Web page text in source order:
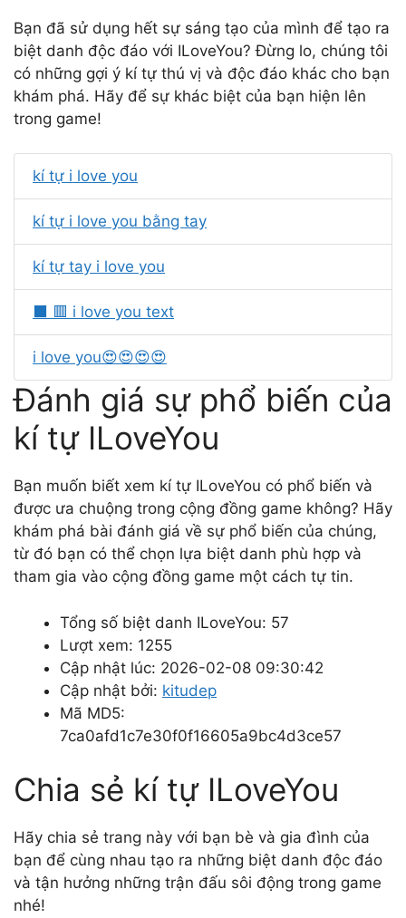
Bạn đã sử dụng hết sự sáng tạo của mình để tạo ra
biệt danh độc đáo với ILoveYou? Đừng lo, chúng tôi
có những gợi ý kí tự thú vị và độc đáo khác cho bạn
khám phá. Hãy để sự khác biệt của bạn hiện lên
trong game!
kí tự i love you
kí tự i love you bằng tay
kí tự tay i love you
⬛ 🟥 i love you text
i love you😍😍😍😍
Đánh giá sự phổ biến của
kí tự ILoveYou
Bạn muốn biết xem kí tự ILoveYou có phổ biến và
được ưa chuộng trong cộng đồng game không? Hãy
khám phá bài đánh giá về sự phổ biến của chúng,
từ đó bạn có thể chọn lựa biệt danh phù hợp và
tham gia vào cộng đồng game một cách tự tin.
Tổng số biệt danh ILoveYou: 57
Lượt xem: 1255
Cập nhật lúc: 2026-02-08 09:30:42
Cập nhật bởi: kitudep
Mã MD5:
7ca0afd1c7e30f0f16605a9bc4d3ce57
Chia sẻ kí tự ILoveYou
Hãy chia sẻ trang này với bạn bè và gia đình của
bạn để cùng nhau tạo ra những biệt danh độc đáo
và tận hưởng những trận đấu sôi động trong game
nhé!